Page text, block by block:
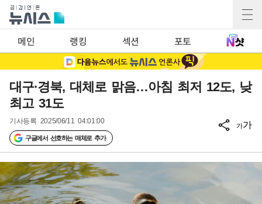
메인 랭킹 섹션 포토
대구·경북, 대체로 맑음…아침 최저 12도, 낮
최고 31도
기사등록 2025/06/11 04:01:00
구글에서 선호하는 매체로 추가
가가